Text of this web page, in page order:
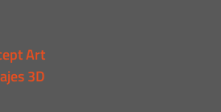
Art
3D